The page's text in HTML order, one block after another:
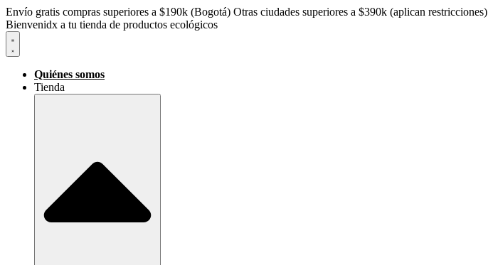
Envío gratis compras superiores a $190k (Bogotá) Otras ciudades superiores a $390k (aplican restricciones)
Bienvenidx a tu tienda de productos ecológicos
Quiénes somos
Tienda